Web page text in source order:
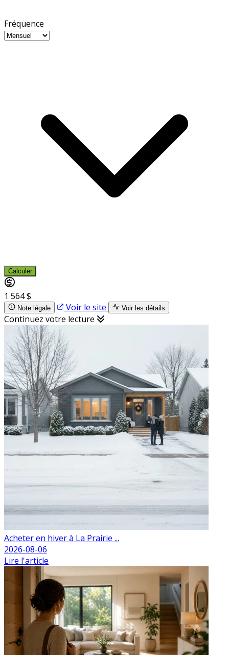
Fréquence
Calculer
1 564 $
Note légale Voir le site Voir les détails
Continuez votre lecture
Acheter en hiver à La Prairie ...
2026-08-06
Lire l'article